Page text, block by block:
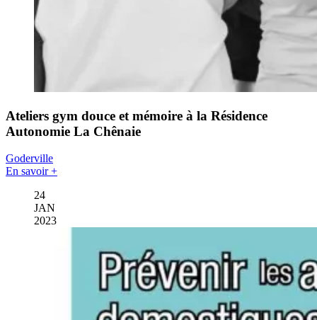
Ateliers gym douce et mémoire à la Résidence
Autonomie La Chênaie
Goderville
En savoir +
24
JAN
2023